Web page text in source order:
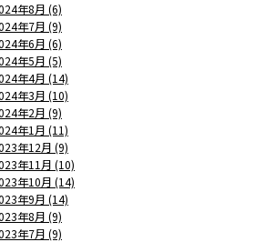
年8月 (6)
年7月 (9)
年6月 (6)
年5月 (5)
年4月 (14)
年3月 (10)
年2月 (9)
年1月 (11)
年12月 (9)
年11月 (10)
年10月 (14)
年9月 (14)
年8月 (9)
年7月 (9)